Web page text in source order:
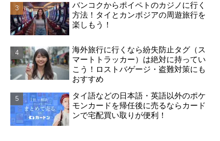
バンコクからポイペトのカジノに行く
方法！タイとカンボジアの周遊旅行を
楽しもう！
海外旅行に行くなら紛失防止タグ（ス
マートトラッカー）は絶対に持ってい
こう！ロストバゲージ・盗難対策にも
おすすめ
タイ語などの日本語・英語以外のポケ
モンカードを帰任後に売るならカード
ンで宅配買い取りが便利！